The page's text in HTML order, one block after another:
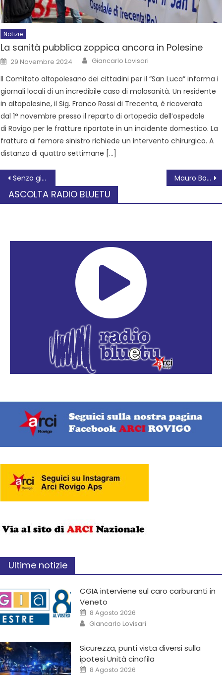
Notizie
La sanità pubblica zoppica ancora in Polesine
29 Novembre 2024 Giancarlo Lovisari
ll Comitato altopolesano dei cittadini per il “San Luca” informa i
giornali locali di un incredibile caso di malasanità. Un residente
in altopolesine, il Sig. Franco Rossi di Trecenta, è ricoverato
dal 1° novembre presso il reparto di ortopedia dell’ospedale
di Rovigo per le fratture riportate in un incidente domestico. La
frattura al femore sinistro richiede un intervento chirurgico. A
distanza di quattro settimane […]
Senza giri di boa Mauro Baldi rieletto Segretario generale della FLAI CGIL di Rovigo.
ASCOLTA RADIO BLUETU
Ultime notizie
CGIA interviene sul caro carburanti in
Veneto
8 Agosto 2026
Giancarlo Lovisari
Sicurezza, punti vista diversi sulla
ipotesi Unità cinofila
8 Agosto 2026